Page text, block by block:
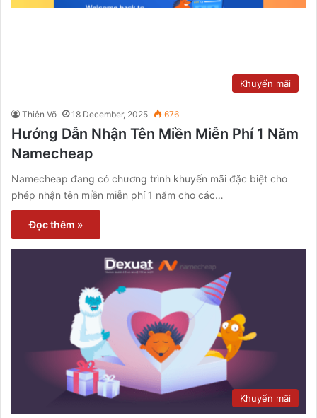
Khuyến mãi
Thiên Võ 18 December, 2025 676
Hướng Dẫn Nhận Tên Miền Miễn Phí 1 Năm
Namecheap
Namecheap đang có chương trình khuyến mãi đặc biệt cho
phép nhận tên miền miễn phí 1 năm cho các…
Đọc thêm »
Khuyến mãi